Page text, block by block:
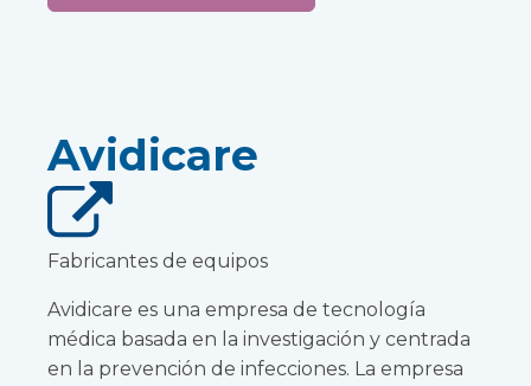
Avidicare
Fabricantes de equipos
Avidicare es una empresa de tecnología
médica basada en la investigación y centrada
en la prevención de infecciones. La empresa